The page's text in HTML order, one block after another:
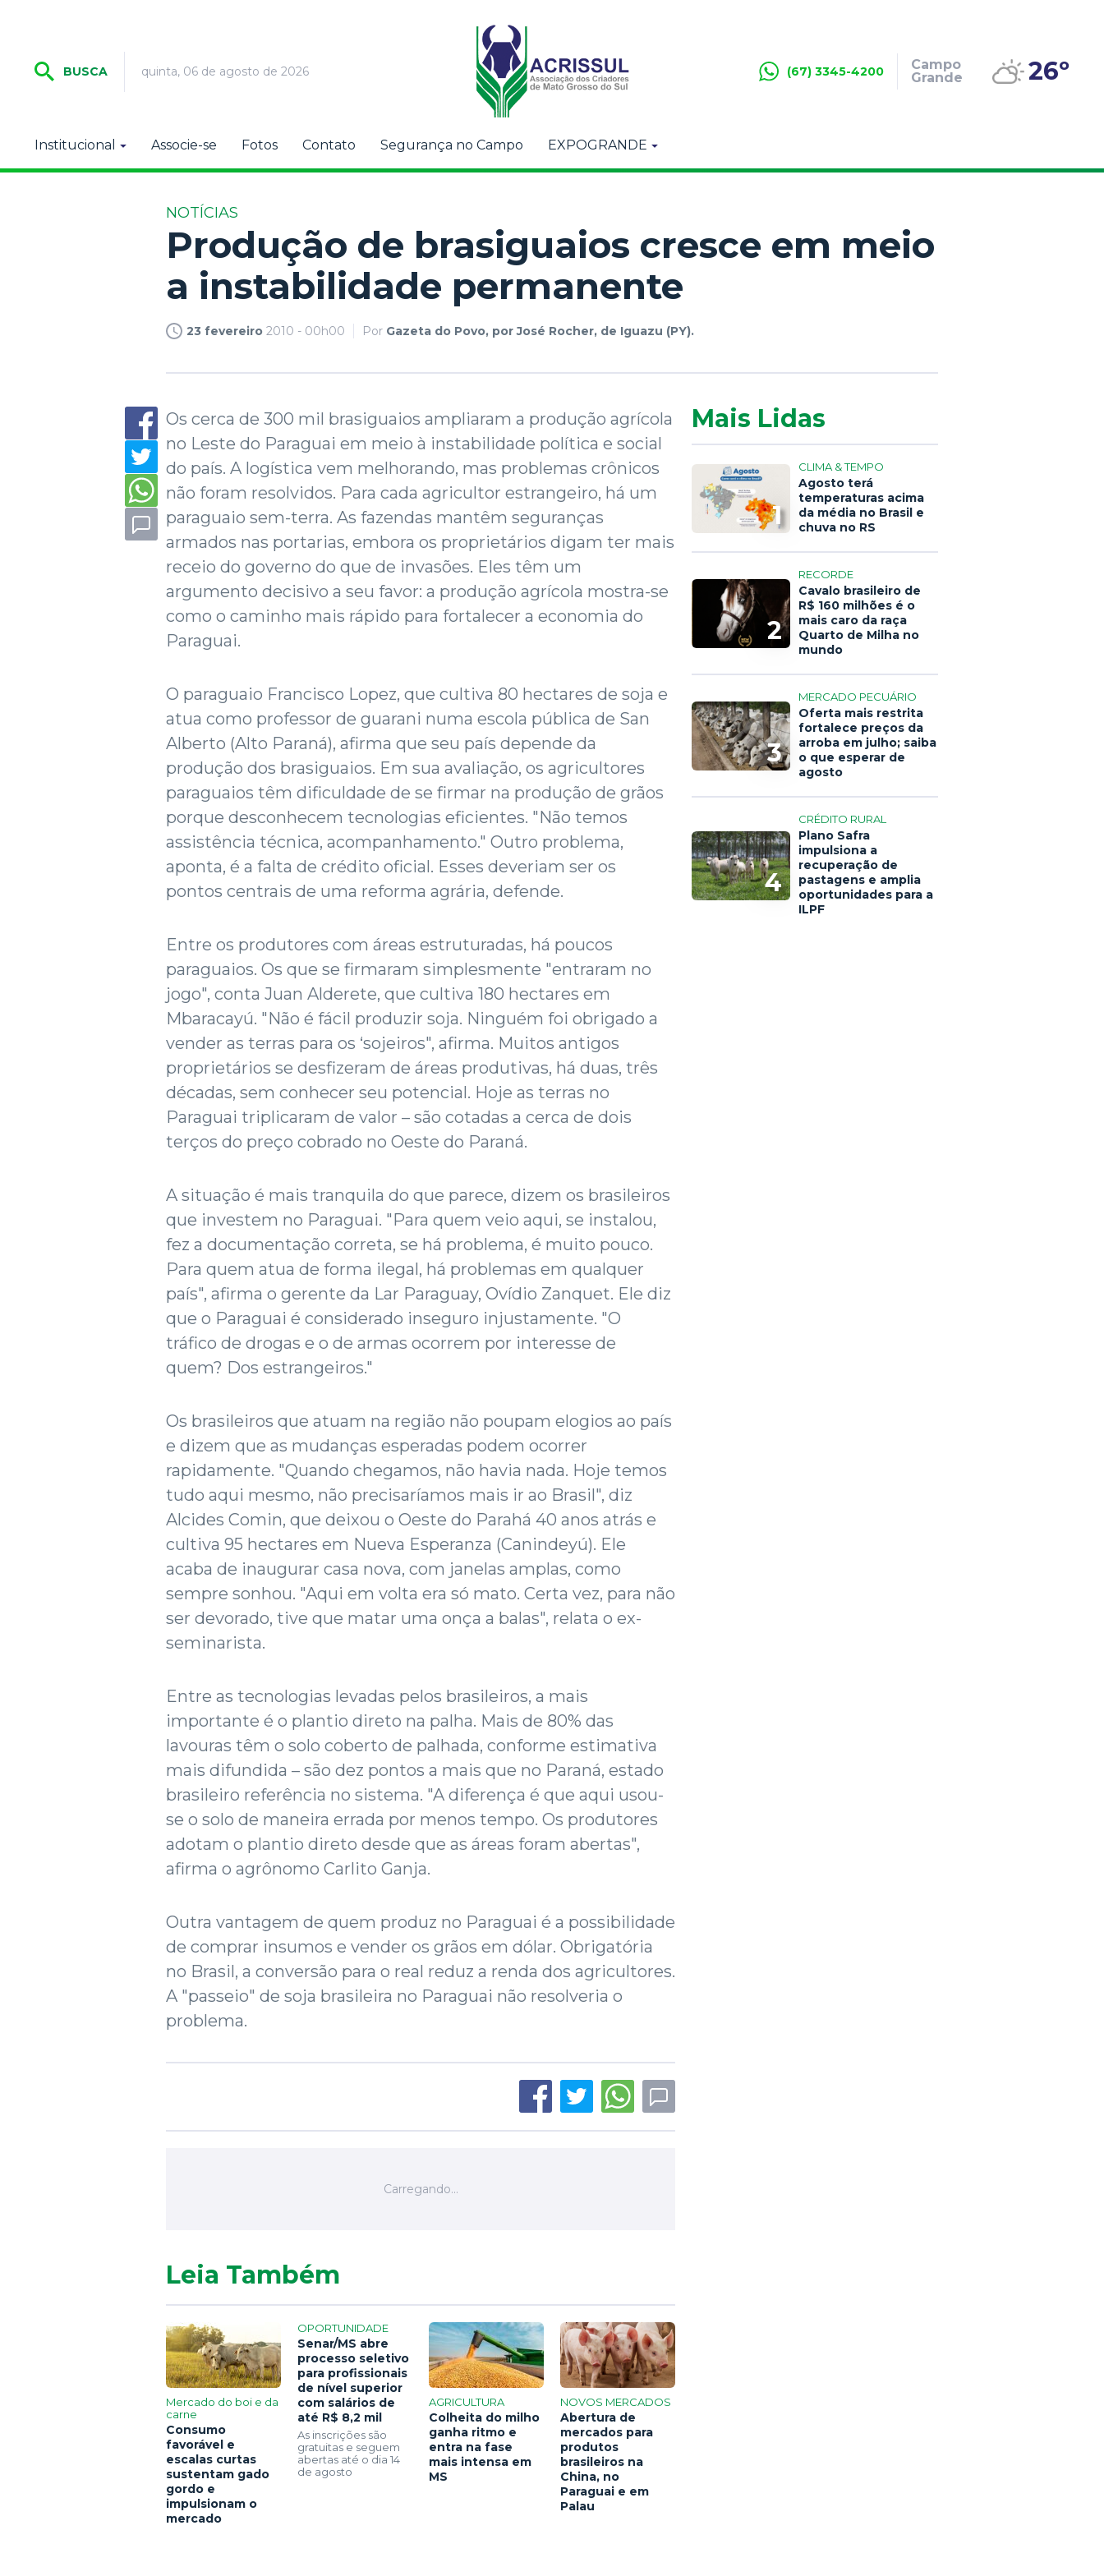
BUSCA quinta, 06 de agosto de 2026 (67) 3345-4200
Campo
Grande
26º
Institucional Associe-se Fotos Contato Segurança no Campo EXPOGRANDE
NOTÍCIAS
Produção de brasiguaios cresce em meio
a instabilidade permanente
23 fevereiro 2010 - 00h00 Por Gazeta do Povo, por José Rocher, de Iguazu (PY).
Os cerca de 300 mil brasiguaios ampliaram a produção agrícola
no Leste do Paraguai em meio à instabilidade política e social
do país. A logística vem melhorando, mas problemas crônicos
não foram resolvidos. Para cada agricultor estrangeiro, há um
paraguaio sem-terra. As fazendas mantêm seguranças
armados nas portarias, embora os proprietários digam ter mais
receio do governo do que de invasões. Eles têm um
argumento decisivo a seu favor: a produção agrícola mostra-se
como o caminho mais rápido para fortalecer a economia do
Paraguai.
O paraguaio Francisco Lopez, que cultiva 80 hectares de soja e
atua como professor de guarani numa escola pública de San
Alberto (Alto Paraná), afirma que seu país depende da
produção dos brasiguaios. Em sua avaliação, os agricultores
paraguaios têm dificuldade de se firmar na produção de grãos
porque desconhecem tecnologias eficientes. "Não temos
assistência técnica, acompanhamento." Outro problema,
aponta, é a falta de crédito oficial. Esses deveriam ser os
pontos centrais de uma reforma agrária, defende.
Entre os produtores com áreas estruturadas, há poucos
paraguaios. Os que se firmaram simplesmente "entraram no
jogo", conta Juan Alderete, que cultiva 180 hectares em
Mbaracayú. "Não é fácil produzir soja. Ninguém foi obrigado a
vender as terras para os ‘sojeiros", afirma. Muitos antigos
proprietários se desfizeram de áreas produtivas, há duas, três
décadas, sem conhecer seu potencial. Hoje as terras no
Paraguai triplicaram de valor – são cotadas a cerca de dois
terços do preço cobrado no Oeste do Paraná.
A situação é mais tranquila do que parece, dizem os brasileiros
que investem no Paraguai. "Para quem veio aqui, se instalou,
fez a documentação correta, se há problema, é muito pouco.
Para quem atua de forma ilegal, há problemas em qualquer
país", afirma o gerente da Lar Paraguay, Ovídio Zanquet. Ele diz
que o Paraguai é considerado inseguro injustamente. "O
tráfico de drogas e o de armas ocorrem por interesse de
quem? Dos estrangeiros."
Os brasileiros que atuam na região não poupam elogios ao país
e dizem que as mudanças esperadas podem ocorrer
rapidamente. "Quando chegamos, não havia nada. Hoje temos
tudo aqui mesmo, não precisaríamos mais ir ao Brasil", diz
Alcides Comin, que deixou o Oeste do Parahá 40 anos atrás e
cultiva 95 hectares em Nueva Esperanza (Canindeyú). Ele
acaba de inaugurar casa nova, com janelas amplas, como
sempre sonhou. "Aqui em volta era só mato. Certa vez, para não
ser devorado, tive que matar uma onça a balas", relata o ex-
seminarista.
Entre as tecnologias levadas pelos brasileiros, a mais
importante é o plantio direto na palha. Mais de 80% das
lavouras têm o solo coberto de palhada, conforme estimativa
mais difundida – são dez pontos a mais que no Paraná, estado
brasileiro referência no sistema. "A diferença é que aqui usou-
se o solo de maneira errada por menos tempo. Os produtores
adotam o plantio direto desde que as áreas foram abertas",
afirma o agrônomo Carlito Ganja.
Outra vantagem de quem produz no Paraguai é a possibilidade
de comprar insumos e vender os grãos em dólar. Obrigatória
no Brasil, a conversão para o real reduz a renda dos agricultores.
A "passeio" de soja brasileira no Paraguai não resolveria o
problema.
Mais Lidas
1
CLIMA & TEMPO
Agosto terá
temperaturas acima
da média no Brasil e
chuva no RS
2
RECORDE
Cavalo brasileiro de
R$ 160 milhões é o
mais caro da raça
Quarto de Milha no
mundo
3
MERCADO PECUÁRIO
Oferta mais restrita
fortalece preços da
arroba em julho; saiba
o que esperar de
agosto
4
CRÉDITO RURAL
Plano Safra
impulsiona a
recuperação de
pastagens e amplia
oportunidades para a
ILPF
Leia Também
Mercado do boi e da
carne
Consumo
favorável e
escalas curtas
sustentam gado
gordo e
impulsionam o
mercado
OPORTUNIDADE
Senar/MS abre
processo seletivo
para profissionais
de nível superior
com salários de
até R$ 8,2 mil
As inscrições são
gratuitas e seguem
abertas até o dia 14
de agosto
AGRICULTURA
Colheita do milho
ganha ritmo e
entra na fase
mais intensa em
MS
NOVOS MERCADOS
Abertura de
mercados para
produtos
brasileiros na
China, no
Paraguai e em
Palau